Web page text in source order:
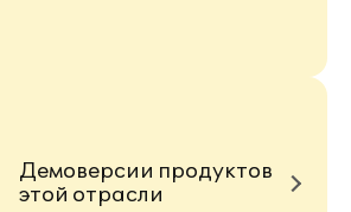
Демоверсии продуктов
этой отрасли